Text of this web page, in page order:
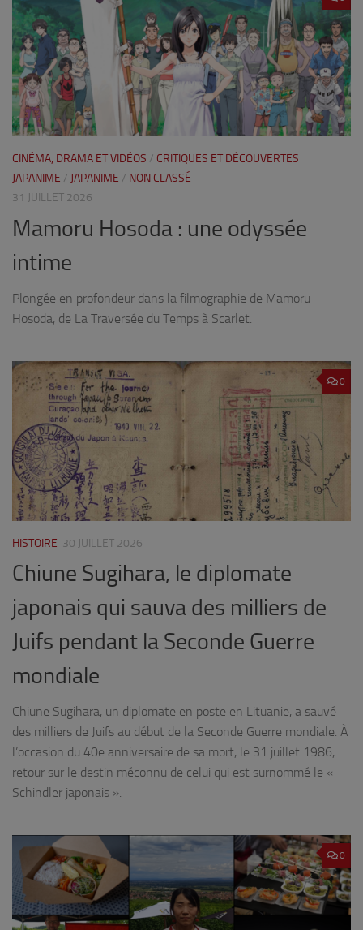
CINÉMA, DRAMA ET VIDÉOS / CRITIQUES ET DÉCOUVERTES
JAPANIME / JAPANIME / NON CLASSÉ
31 JUILLET 2026
Mamoru Hosoda : une odyssée
intime
Plongée en profondeur dans la filmographie de Mamoru
Hosoda, de La Traversée du Temps à Scarlet.
0
HISTOIRE 30 JUILLET 2026
Chiune Sugihara, le diplomate
japonais qui sauva des milliers de
Juifs pendant la Seconde Guerre
mondiale
Chiune Sugihara, un diplomate en poste en Lituanie, a sauvé
des milliers de Juifs au début de la Seconde Guerre mondiale. À
l’occasion du 40e anniversaire de sa mort, le 31 juillet 1986,
retour sur le destin méconnu de celui qui est surnommé le «
Schindler japonais ».
0